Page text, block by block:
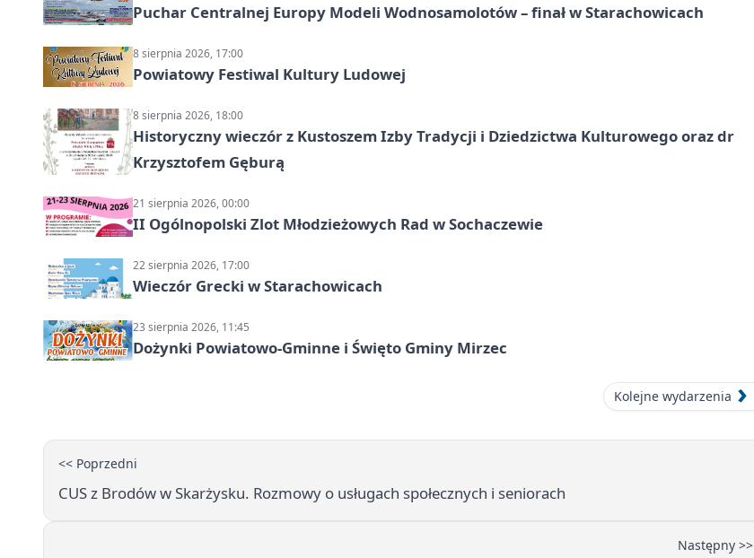
Puchar Centralnej Europy Modeli Wodnosamolotów – finał w Starachowicach
8 sierpnia 2026, 17:00
Powiatowy Festiwal Kultury Ludowej
8 sierpnia 2026, 18:00
Historyczny wieczór z Kustoszem Izby Tradycji i Dziedzictwa Kulturowego oraz dr
Krzysztofem Gęburą
21 sierpnia 2026, 00:00
II Ogólnopolski Zlot Młodzieżowych Rad w Sochaczewie
22 sierpnia 2026, 17:00
Wieczór Grecki w Starachowicach
23 sierpnia 2026, 11:45
Dożynki Powiatowo-Gminne i Święto Gminy Mirzec
Kolejne wydarzenia
<< Poprzedni
CUS z Brodów w Skarżysku. Rozmowy o usługach społecznych i seniorach
Następny >>